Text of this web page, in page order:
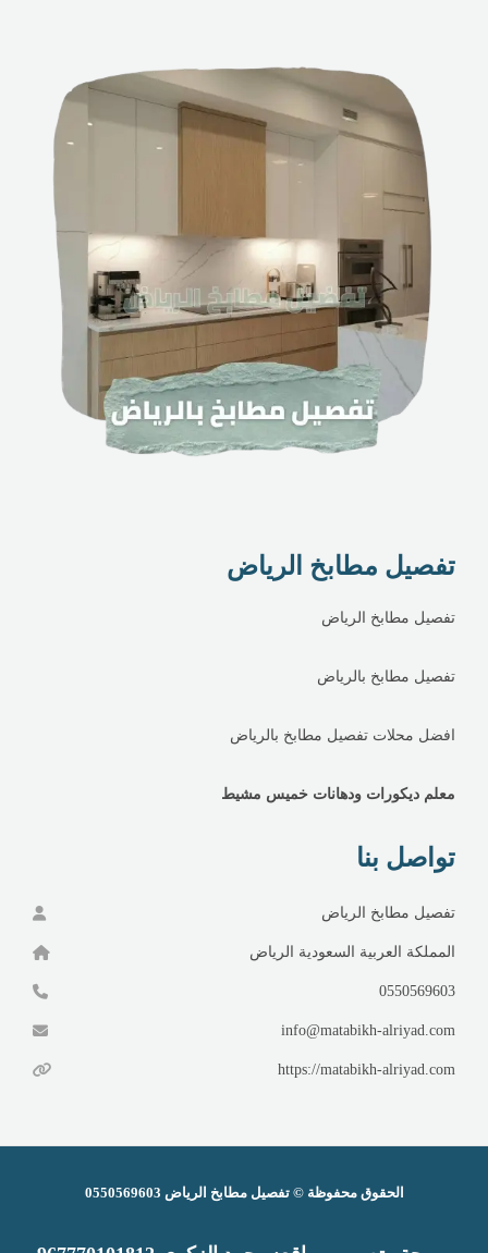
تفصيل مطابخ الرياض
تفصيل مطابخ الرياض
تفصيل مطابخ بالرياض
افضل محلات تفصيل مطابخ بالرياض
معلم ديكورات ودهانات خميس مشيط
تواصل بنا
تفصيل مطابخ الرياض
المملكة العربية السعودية الرياض
0550569603
info@matabikh-alriyad.com
https://matabikh-alriyad.com
الحقوق محفوظة ©تفصيل مطابخ الرياض